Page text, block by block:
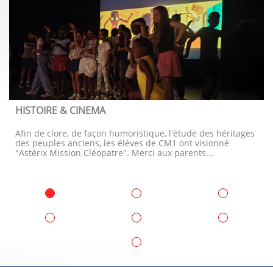
HISTOIRE & CINEMA
Afin de clore, de façon humoristique, l'étude des héritages
des peuples anciens, les élèves de CM1 ont visionné
"Astérix Mission Cléopatre". Merci aux parents...